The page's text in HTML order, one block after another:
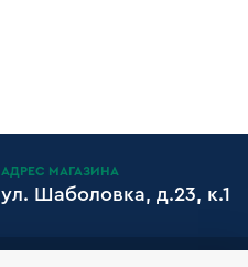
АДРЕС МАГАЗИНА
ул. Шаболовка, д.23, к.1